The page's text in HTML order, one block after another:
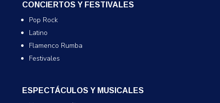
CONCIERTOS Y FESTIVALES
Pop Rock
Latino
Flamenco Rumba
Festivales
ESPECTÁCULOS Y MUSICALES